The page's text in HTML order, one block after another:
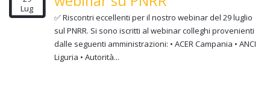
Lug
✅ Riscontri eccellenti per il nostro webinar del 29 luglio
sul PNRR. Si sono iscritti al webinar colleghi provenienti
dalle seguenti amministrazioni: • ACER Campania • ANCI
Liguria • Autorità...